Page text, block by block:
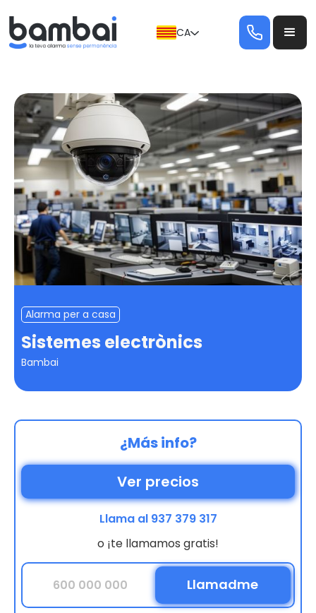
CA
Alarma per a casa
Sistemes electrònics
Bambai
¿Más info?
Ver precios
Llama al 937 379 317
o ¡te llamamos gratis!